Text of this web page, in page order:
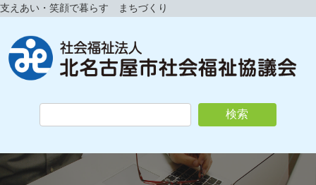
コ
ン
ン
ツ
ナ
ビ
ー
シ
支えあい・笑顔で暮らす まちづくり
検索